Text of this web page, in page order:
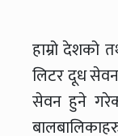
हाम्रो देशको
लिटर दूध सेवन
सेवन हुने